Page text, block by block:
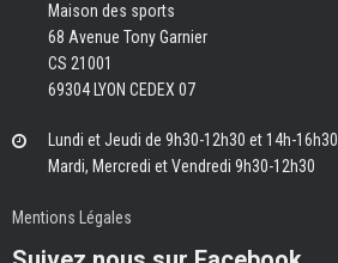
Maison des sports
68 Avenue Tony Garnier
CS 21001
69304 LYON CEDEX 07
Lundi et Jeudi de 9h30-12h30 et 14h-16h30
Mardi, Mercredi et Vendredi 9h30-12h30
Mentions Légales